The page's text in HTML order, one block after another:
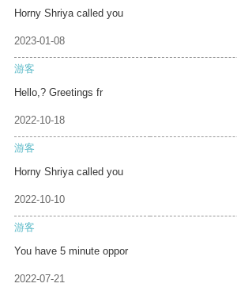
Horny Shriya called you
2023-01-08
游客
Hello,? Greetings fr
2022-10-18
游客
Horny Shriya called you
2022-10-10
游客
You have 5 minute oppor
2022-07-21